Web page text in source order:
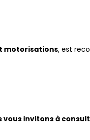
motorisations, est
vous invitons à